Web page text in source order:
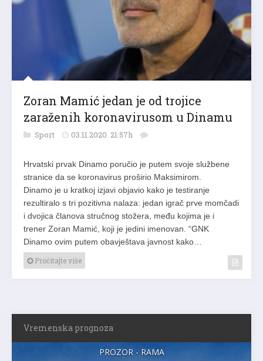
Zoran Mamić jedan je od trojice
zaraženih koronavirusom u Dinamu
Sport 03.11.2020. 21:57h
Hrvatski prvak Dinamo poručio je putem svoje službene
stranice da se koronavirus proširio Maksimirom.
Dinamo je u kratkoj izjavi objavio kako je testiranje
rezultiralo s tri pozitivna nalaza: jedan igrač prve momčadi
i dvojica članova stručnog stožera, među kojima je i
trener Zoran Mamić, koji je jedini imenovan. “GNK
Dinamo ovim putem obavještava javnost kako…
Pročitajte više
Vremenska prognoza
PROZOR - RAMA